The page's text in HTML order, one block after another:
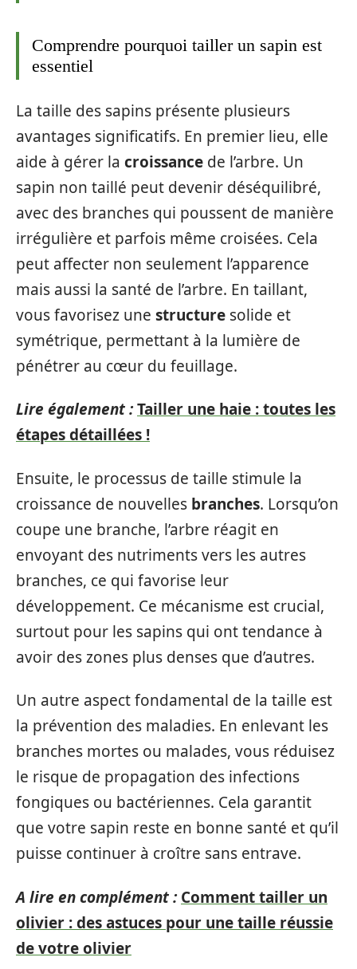
Comprendre pourquoi tailler un sapin est
essentiel
La taille des sapins présente plusieurs
avantages significatifs. En premier lieu, elle
aide à gérer la croissance de l’arbre. Un
sapin non taillé peut devenir déséquilibré,
avec des branches qui poussent de manière
irrégulière et parfois même croisées. Cela
peut affecter non seulement l’apparence
mais aussi la santé de l’arbre. En taillant,
vous favorisez une structure solide et
symétrique, permettant à la lumière de
pénétrer au cœur du feuillage.
Lire également :Tailler une haie : toutes les
étapes détaillées !
Ensuite, le processus de taille stimule la
croissance de nouvelles branches. Lorsqu’on
coupe une branche, l’arbre réagit en
envoyant des nutriments vers les autres
branches, ce qui favorise leur
développement. Ce mécanisme est crucial,
surtout pour les sapins qui ont tendance à
avoir des zones plus denses que d’autres.
Un autre aspect fondamental de la taille est
la prévention des maladies. En enlevant les
branches mortes ou malades, vous réduisez
le risque de propagation des infections
fongiques ou bactériennes. Cela garantit
que votre sapin reste en bonne santé et qu’il
puisse continuer à croître sans entrave.
A lire en complément : Comment tailler un
olivier : des astuces pour une taille réussie
de votre olivier